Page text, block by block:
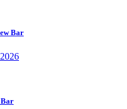
Bar
Bar